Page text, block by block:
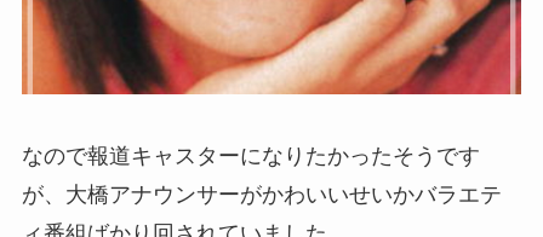
なので報道キャスターになりたかったそうです
が、大橋アナウンサーがかわいいせいかバラエテ